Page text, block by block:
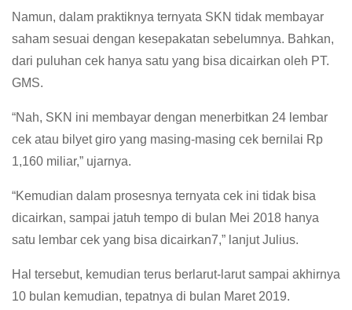
Namun, dalam praktiknya ternyata SKN tidak membayar
saham sesuai dengan kesepakatan sebelumnya. Bahkan,
dari puluhan cek hanya satu yang bisa dicairkan oleh PT.
GMS.
“Nah, SKN ini membayar dengan menerbitkan 24 lembar
cek atau bilyet giro yang masing-masing cek bernilai Rp
1,160 miliar,” ujarnya.
“Kemudian dalam prosesnya ternyata cek ini tidak bisa
dicairkan, sampai jatuh tempo di bulan Mei 2018 hanya
satu lembar cek yang bisa dicairkan7,” lanjut Julius.
Hal tersebut, kemudian terus berlarut-larut sampai akhirnya
10 bulan kemudian, tepatnya di bulan Maret 2019.